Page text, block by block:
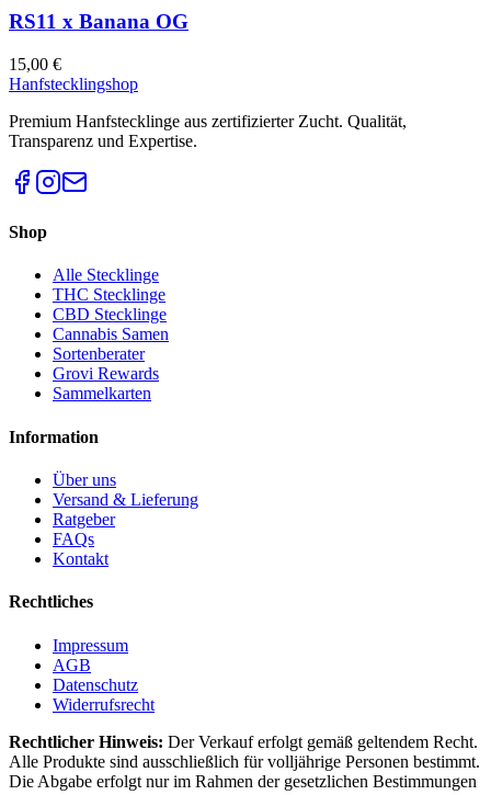
RS11 x Banana OG
15,00 €
Hanfstecklingshop
Premium Hanfstecklinge aus zertifizierter Zucht. Qualität,
Transparenz und Expertise.
Shop
Alle Stecklinge
THC Stecklinge
CBD Stecklinge
Cannabis Samen
Sortenberater
Grovi Rewards
Sammelkarten
Information
Über uns
Versand & Lieferung
Ratgeber
FAQs
Kontakt
Rechtliches
Impressum
AGB
Datenschutz
Widerrufsrecht
Rechtlicher Hinweis: Der Verkauf erfolgt gemäß geltendem Recht.
Alle Produkte sind ausschließlich für volljährige Personen bestimmt.
Die Abgabe erfolgt nur im Rahmen der gesetzlichen Bestimmungen